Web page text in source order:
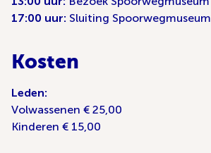
17:00 uur: Sluiting Spoorwegmuseum
Kosten
Leden:
Volwassenen € 25,00
Kinderen € 15,00